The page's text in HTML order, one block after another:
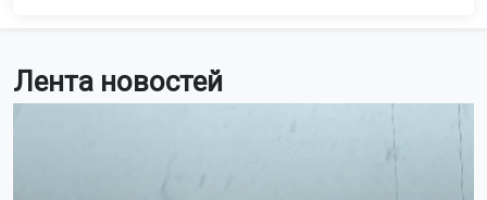
Лента новостей